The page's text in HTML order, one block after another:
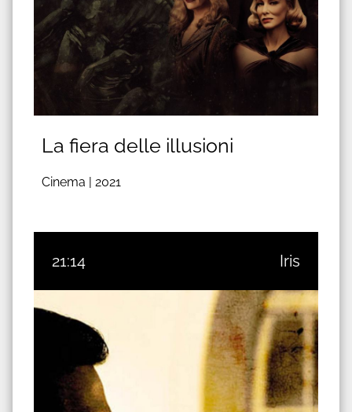
La fiera delle illusioni
Cinema | 2021
21:14 Iris